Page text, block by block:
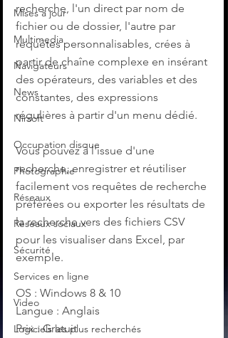
Mises à jour
Multimedia
Navigateurs
News
Nirsoft
Occupation disque
Photographie
Réseaux
Réseaux sociaux
Sécurité
Services en ligne
Video
Logiciels les plus recherchés
recherche, l'un direct par nom de
fichier ou de dossier, l'autre par
requêtes personnalisables, crées à
partir de chaîne complexe en insérant
des opérateurs, des variables et des
constantes, des expressions
régulières à partir d'un menu dédié.
Vous pouvez à l'issue d'une
recherche, enregistrer et réutiliser
facilement vos requêtes de recherche
préférées ou exporter les résultats de
la recherche vers des fichiers CSV
pour les visualiser dans Excel, par
exemple.
OS : Windows 8 & 10
Langue : Anglais
Prix : Gratuit